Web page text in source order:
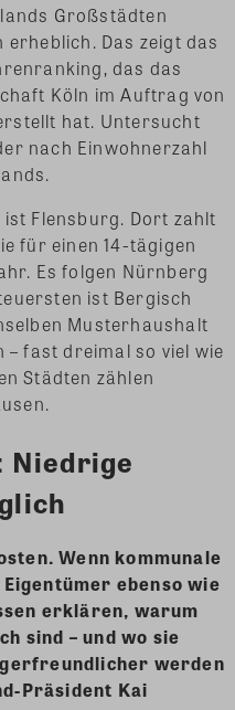
Großstädten
Das zeigt das
das das
Köln im Auftrag von
hat. Untersucht
nach Einwohnerzahl
Flensburg. Dort zahlt
für einen 14-tägigen
Es folgen Nürnberg
ist Bergisch
Musterhaushalt
– fast dreimal so viel wie
Städten zählen
Niedrige
Wenn kommunale
ebenso wie
erklären, warum
sind – und wo sie
werden
Präsident Kai